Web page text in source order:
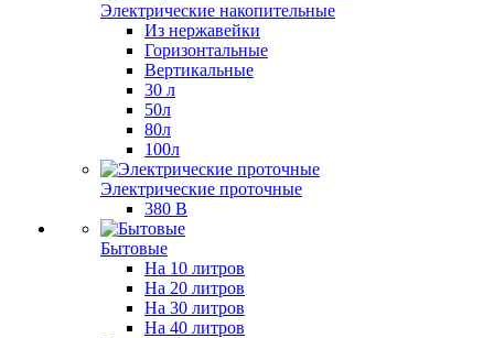
Электрические накопительные
Из нержавейки
Горизонтальные
Вертикальные
30 л
50л
80л
100л
Электрические проточные
380 В
Бытовые
На 10 литров
На 20 литров
На 30 литров
На 40 литров